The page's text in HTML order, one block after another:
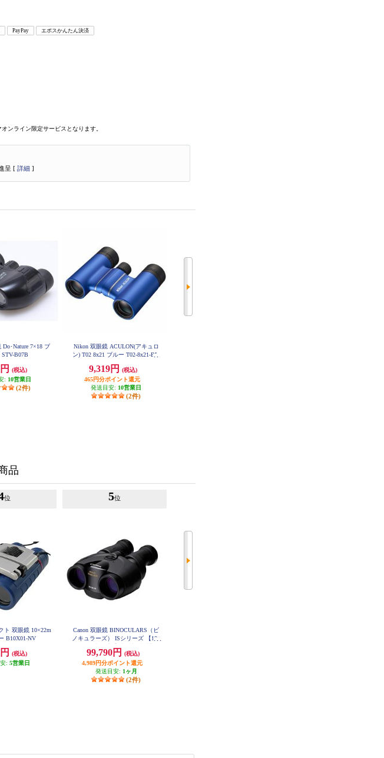
PayPay エポスかんたん決済
ンライン限定サービスとなります。
呈 [ 詳細 ]
･Nature 7×18 ブ
STV-B07B
(税込)
: 10営業日
(2件)
Nikon 双眼鏡 ACULON(アキュロ
ン) T02 8x21 ブルー T02-8x21-BL
9,319円
(税込)
465円分ポイント還元
発送目安: 10営業日
(2件)
品
位
ト 双眼鏡 10×22m
B10X01-NV
(税込)
: 5営業日
5位
Canon 双眼鏡 BINOCULARS（ビ
ノキュラーズ） ISシリーズ 【10×
載/小型・軽量/スーパースペクト
ラコーティン/最短合焦距離4.2m】
BINO10X30IS2
99,790円
(税込)
4,989円分ポイント還元
発送目安: 1ヶ月
(2件)